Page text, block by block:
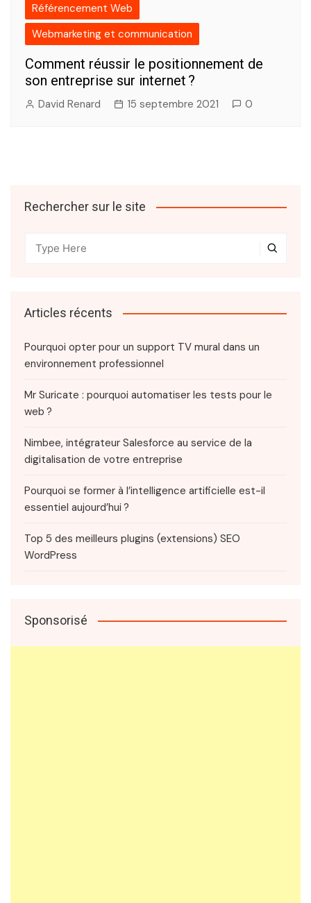
Référencement Web
Webmarketing et communication
Comment réussir le positionnement de
son entreprise sur internet ?
David Renard 15 septembre 2021 0
Rechercher sur le site
Articles récents
Pourquoi opter pour un support TV mural dans un
environnement professionnel
Mr Suricate : pourquoi automatiser les tests pour le
web ?
Nimbee, intégrateur Salesforce au service de la
digitalisation de votre entreprise
Pourquoi se former à l’intelligence artificielle est-il
essentiel aujourd’hui ?
Top 5 des meilleurs plugins (extensions) SEO
WordPress
Sponsorisé